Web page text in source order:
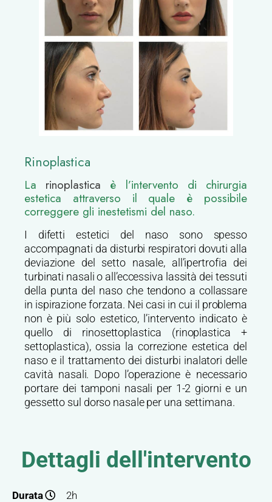
Rinoplastica
La rinoplastica è l’intervento di chirurgia
estetica attraverso il quale è possibile
correggere gli inestetismi del naso.
I difetti estetici del naso sono spesso
accompagnati da disturbi respiratori dovuti alla
deviazione del setto nasale, all’ipertrofia dei
turbinati nasali o all’eccessiva lassità dei tessuti
della punta del naso che tendono a collassare
in ispirazione forzata. Nei casi in cui il problema
non è più solo estetico, l’intervento indicato è
quello di rinosettoplastica (rinoplastica +
settoplastica), ossia la correzione estetica del
naso e il trattamento dei disturbi inalatori delle
cavità nasali. Dopo l’operazione è necessario
portare dei tamponi nasali per 1-2 giorni e un
gessetto sul dorso nasale per una settimana.
Dettagli dell'intervento
Durata
2h